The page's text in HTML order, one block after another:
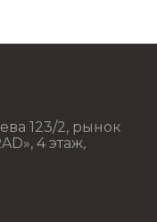
123/2, рынок
4 этаж,